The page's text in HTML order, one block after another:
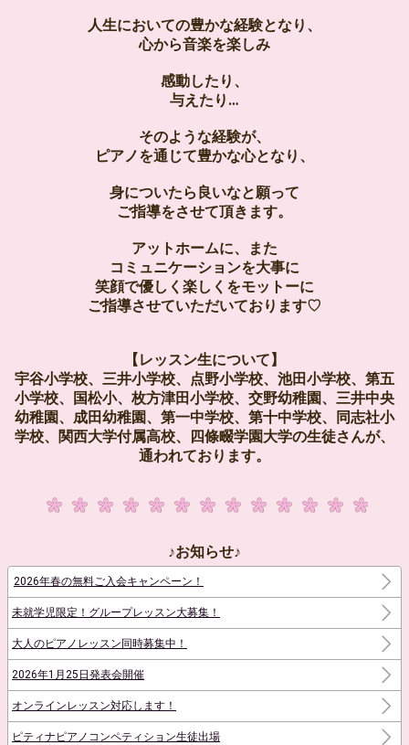
人生においての豊かな経験となり、
心から音楽を楽しみ
感動したり、
与えたり…
そのような経験が、
ピアノを通じて豊かな心となり、
身についたら良いなと願って
ご指導をさせて頂きます。
アットホームに、また
コミュニケーションを大事に
笑顔で優しく楽しくをモットーに
ご指導させていただいております♡
【レッスン生について】
宇谷小学校、三井小学校、点野小学校、池田小学校、第五
小学校、国松小、枚方津田小学校、交野幼稚園、三井中央
幼稚園、成田幼稚園、第一中学校、第十中学校、同志社小
学校、関西大学付属高校、四條畷学園大学の生徒さんが、
通われております。
♪お知らせ♪
2026年春の無料ご入会キャンペーン！
未就学児限定！グループレッスン大募集！
大人のピアノレッスン同時募集中！
2026年1月25日発表会開催
オンラインレッスン対応します！
ピティナピアノコンペティション生徒出場